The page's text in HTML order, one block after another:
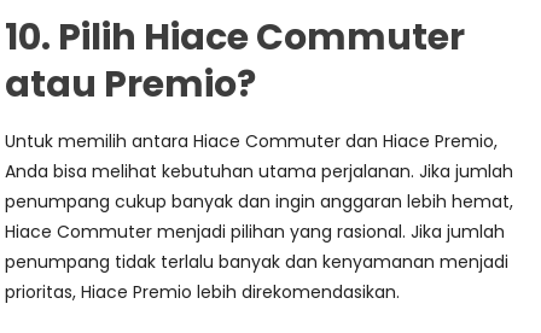
10. Pilih Hiace Commuter
atau Premio?
Untuk memilih antara Hiace Commuter dan Hiace Premio,
Anda bisa melihat kebutuhan utama perjalanan. Jika jumlah
penumpang cukup banyak dan ingin anggaran lebih hemat,
Hiace Commuter menjadi pilihan yang rasional. Jika jumlah
penumpang tidak terlalu banyak dan kenyamanan menjadi
prioritas, Hiace Premio lebih direkomendasikan.